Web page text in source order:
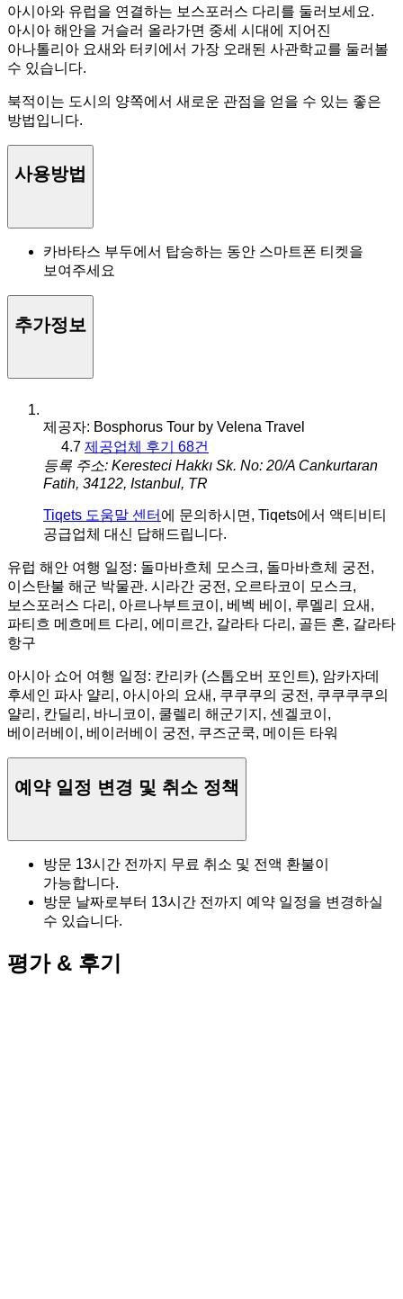
아시아와 유럽을 연결하는 보스포러스 다리를 둘러보세요.
아시아 해안을 거슬러 올라가면 중세 시대에 지어진
아나톨리아 요새와 터키에서 가장 오래된 사관학교를 둘러볼
수 있습니다.
북적이는 도시의 양쪽에서 새로운 관점을 얻을 수 있는 좋은
방법입니다.
사용방법
카바타스 부두에서 탑승하는 동안 스마트폰 티켓을
보여주세요
추가정보
제공자: Bosphorus Tour by Velena Travel
4.7 제공업체 후기 68건
등록 주소: Keresteci Hakkı Sk. No: 20/A Cankurtaran
Fatih, 34122, Istanbul, TR
Tiqets 도움말 센터 에 문의하시면, Tiqets에서 액티비티
공급업체 대신 답해드립니다.
유럽 해안 여행 일정: 돌마바흐체 모스크, 돌마바흐체 궁전,
이스탄불 해군 박물관. 시라간 궁전, 오르타코이 모스크,
보스포러스 다리, 아르나부트코이, 베벡 베이, 루멜리 요새,
파티흐 메흐메트 다리, 에미르간, 갈라타 다리, 골든 혼, 갈라타
항구
아시아 쇼어 여행 일정: 칸리카 (스톱오버 포인트), 암카자데
후세인 파사 얄리, 아시아의 요새, 쿠쿠쿠의 궁전, 쿠쿠쿠쿠의
얄리, 칸딜리, 바니코이, 쿨렐리 해군기지, 센겔코이,
베이러베이, 베이러베이 궁전, 쿠즈군쿡, 메이든 타워
예약 일정 변경 및 취소 정책
방문 13시간 전까지 무료 취소 및 전액 환불이
가능합니다.
방문 날짜로부터 13시간 전까지 예약 일정을 변경하실
수 있습니다.
평가 & 후기